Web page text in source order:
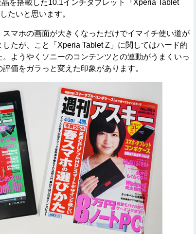
を搭載した10.1インチタブレット『Xperia Tablet
たいと思います。
マホの画面が大きくなっただけでイマイチ使い道が
たが、こと「Xperia Tablet Z」に関してはハード的
ようやくソニーのコンテンツとの連動がうまくいっ
価をガラっと変えた印象があります。